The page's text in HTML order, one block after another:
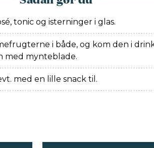
tonic og isterninger i glas.
i både, og kom den i
med mynteblade.
med en lille snack til.